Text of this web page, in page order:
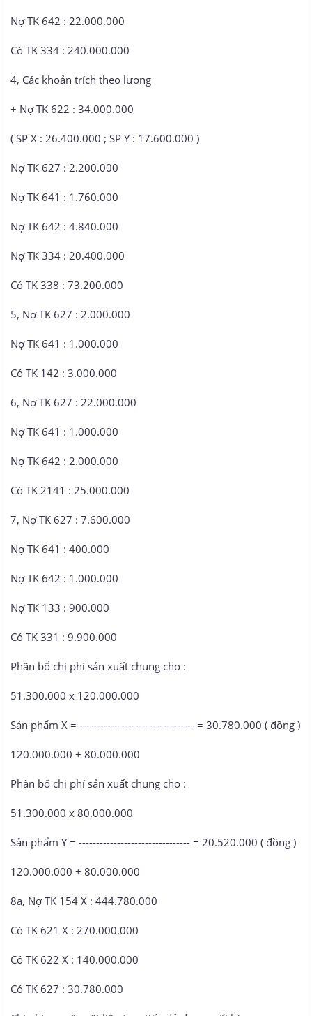
Nợ TK 642 : 22.000.000
Có TK 334 : 240.000.000
4, Các khoản trích theo lương
+ Nợ TK 622 : 34.000.000
( SP X : 26.400.000 ; SP Y : 17.600.000 )
Nợ TK 627 : 2.200.000
Nợ TK 641 : 1.760.000
Nợ TK 642 : 4.840.000
Nợ TK 334 : 20.400.000
Có TK 338 : 73.200.000
5, Nợ TK 627 : 2.000.000
Nợ TK 641 : 1.000.000
Có TK 142 : 3.000.000
6, Nợ TK 627 : 22.000.000
Nợ TK 641 : 1.000.000
Nợ TK 642 : 2.000.000
Có TK 2141 : 25.000.000
7, Nợ TK 627 : 7.600.000
Nợ TK 641 : 400.000
Nợ TK 642 : 1.000.000
Nợ TK 133 : 900.000
Có TK 331 : 9.900.000
Phân bổ chi phí sản xuất chung cho :
51.300.000 x 120.000.000
Sản phẩm X = --------------------------------- = 30.780.000 ( đồng )
120.000.000 + 80.000.000
Phân bổ chi phí sản xuất chung cho :
51.300.000 x 80.000.000
Sản phẩm Y = -------------------------------- = 20.520.000 ( đồng )
120.000.000 + 80.000.000
8a, Nợ TK 154 X : 444.780.000
Có TK 621 X : 270.000.000
Có TK 622 X : 140.000.000
Có TK 627 : 30.780.000